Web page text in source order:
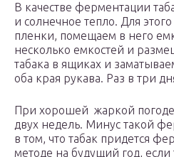
В качестве ферментации
и солнечное тепло. Для
пленки, помещаем в него
несколько емкостей и
табака в ящиках и
оба края рукава. Раз в три
При хорошей жаркой погоде
двух недель. Минус такой
в том, что табак придется
методе на будущий год,